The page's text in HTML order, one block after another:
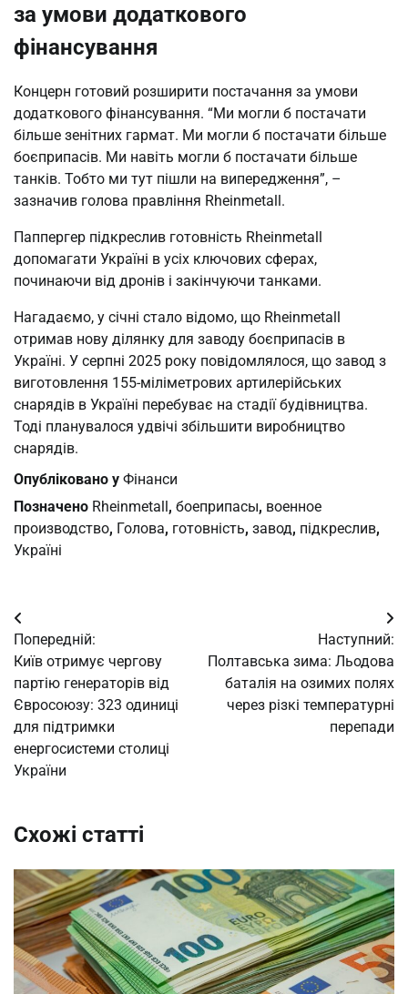
за умови додаткового
фінансування
Концерн готовий розширити постачання за умови
додаткового фінансування. “Ми могли б постачати
більше зенітних гармат. Ми могли б постачати більше
боєприпасів. Ми навіть могли б постачати більше
танків. Тобто ми тут пішли на випередження”, –
зазначив голова правління Rheinmetall.
Паппергер підкреслив готовність Rheinmetall
допомагати Україні в усіх ключових сферах,
починаючи від дронів і закінчуючи танками.
Нагадаємо, у січні стало відомо, що Rheinmetall
отримав нову ділянку для заводу боєприпасів в
Україні. У серпні 2025 року повідомлялося, що завод з
виготовлення 155-міліметрових артилерійських
снарядів в Україні перебуває на стадії будівництва.
Тоді планувалося удвічі збільшити виробництво
снарядів.
Опубліковано у Фінанси
Позначено Rheinmetall , боеприпасы, военное
производство, Голова, готовність, завод, підкреслив,
Україні
Навігація
записів
Попередній:
Київ отримує чергову
партію генераторів від
Євросоюзу: 323 одиниці
для підтримки
енергосистеми столиці
України
Наступний:
Полтавська зима: Льодова
баталія на озимих полях
через різкі температурні
перепади
Схожі статті